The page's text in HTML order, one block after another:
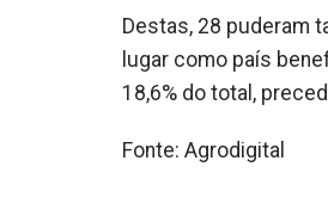
Destas, 28 puderam
lugar como país
18,6% do total,
Fonte: Agrodigital